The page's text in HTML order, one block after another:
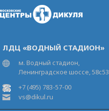
ЛДЦ «ВОДНЫЙ СТАДИОН»
м. Водный стадион,
Ленинградское шоссе, 58с53
+7 (495) 783-57-00
vs@dikul.ru